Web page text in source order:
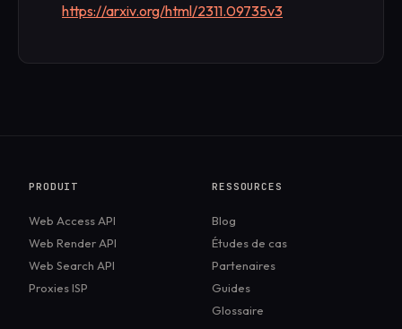
https://arxiv.org/html/2311.09735v3
PRODUIT
Web Access API
Web Render API
Web Search API
Proxies ISP
RESSOURCES
Blog
Études de cas
Partenaires
Guides
Glossaire